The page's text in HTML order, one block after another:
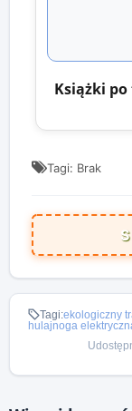
Książki
Tagi: Brak
Tagi:ekologiczny
hulajnoga